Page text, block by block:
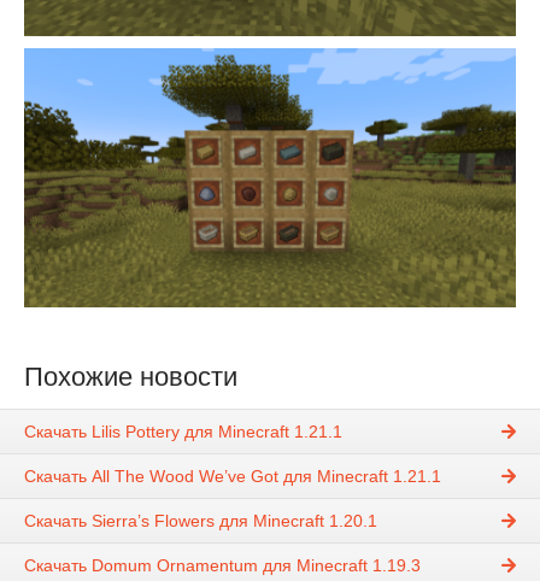
Похожие новости
Скачать Lilis Pottery для Minecraft 1.21.1
Скачать All The Wood We’ve Got для Minecraft 1.21.1
Скачать Sierra’s Flowers для Minecraft 1.20.1
Скачать Domum Ornamentum для Minecraft 1.19.3